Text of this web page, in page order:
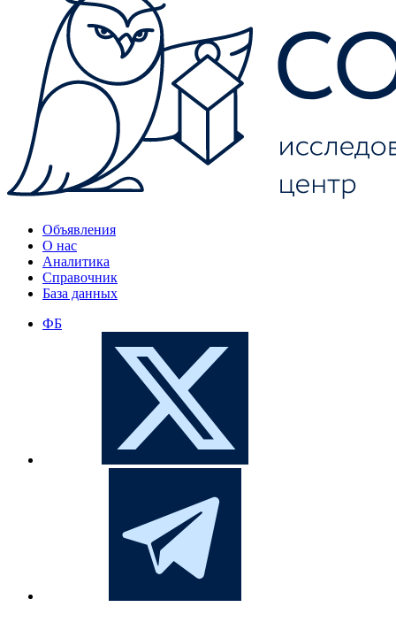
Объявления
О нас
Аналитика
Справочник
База данных
ФБ